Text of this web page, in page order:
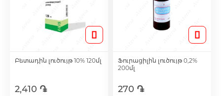
Մազերի աճեցման միջոցներ
Բետադին լուծույթ 10% 120մլ
2,410 ֏
Ֆուրացիլին լուծույթ 0,2%
200մլ
270 ֏